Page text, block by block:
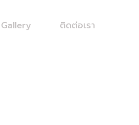
Gallery ติดต่อเรา